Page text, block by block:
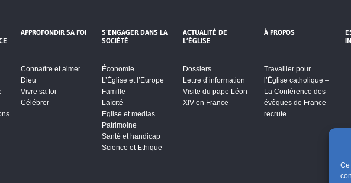
Ce
APPROFONDIR SA FOI
Connaître et aimer
Dieu
Vivre sa foi
Célébrer
S’ENGAGER DANS LA
SOCIÉTÉ
Économie
L’Église et l’Europe
Famille
Laïcité
Eglise et medias
Patrimoine
Santé et handicap
Science et Ethique
ACTUALITÉ DE
L’ÉGLISE
Dossiers
Lettre d’information
Visite du pape Léon
XIV en France
À PROPOS
Travailler pour
l’Église catholique –
La Conférence des
évêques de France
recrute